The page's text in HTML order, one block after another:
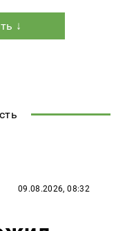
↓
09.08.2026, 08:32